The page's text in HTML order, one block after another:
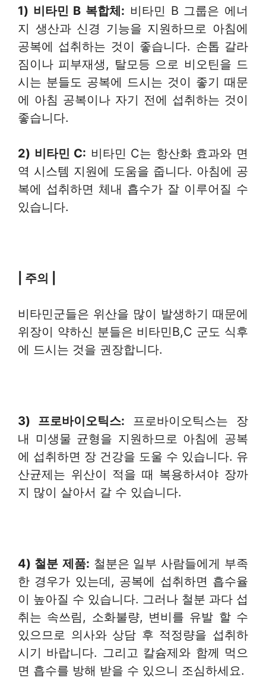
1) 비타민 B 복합체 : 비타민 B 그룹은 에너
지 생산과 신경 기능을 지원하므로 아침에
공복에 섭취하는 것이 좋습니다. 손톱 갈라
짐이나 피부재생, 탈모등 으로 비오틴을 드
시는 분들도 공복에 드시는 것이 좋기 때문
에 아침 공복이나 자기 전에 섭취하는 것이
좋습니다.
2) 비타민 C: 비타민 C는 항산화 효과와 면
역 시스템 지원에 도움을 줍니다. 아침에 공
복에 섭취하면 체내 흡수가 잘 이루어질 수
있습니다.
| 주의 |
비타민군들은 위산을 많이 발생하기 때문에
위장이 약하신 분들은 비타민B,C 군도 식후
에 드시는 것을 권장합니다.
3) 프로바이오틱스: 프로바이오틱스는 장
내 미생물 균형을 지원하므로 아침에 공복
에 섭취하면 장 건강을 도울 수 있습니다. 유
산균제는 위산이 적을 때 복용하셔야 장까
지 많이 살아서 갈 수 있습니다.
4) 철분 제품: 철분은 일부 사람들에게 부족
한 경우가 있는데, 공복에 섭취하면 흡수율
이 높아질 수 있습니다. 그러나 철분 과다 섭
취는 속쓰림, 소화불량, 변비를 유발 할 수
있으므로 의사와 상담 후 적정량을 섭취하
시기 바랍니다. 그리고 칼슘제와 함께 먹으
면 흡수를 방해 받을 수 있으니 조심하세요.